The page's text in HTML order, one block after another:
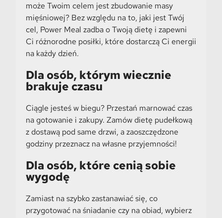
może Twoim celem jest zbudowanie masy
mięśniowej? Bez względu na to, jaki jest Twój
cel, Power Meal zadba o Twoją dietę i zapewni
Ci różnorodne posiłki, które dostarczą Ci energii
na każdy dzień.
Dla osób, którym wiecznie
brakuje czasu
Ciągle jesteś w biegu? Przestań marnować czas
na gotowanie i zakupy. Zamów dietę pudełkową
z dostawą pod same drzwi, a zaoszczędzone
godziny przeznacz na własne przyjemności!
Dla osób, które cenią sobie
wygodę
Zamiast na szybko zastanawiać się, co
przygotować na śniadanie czy na obiad, wybierz